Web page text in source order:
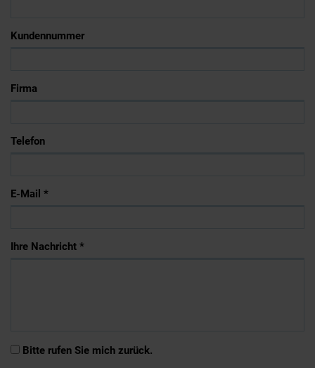
Kundennummer
Firma
Telefon
E-Mail *
Ihre Nachricht *
Bitte rufen Sie mich zurück.